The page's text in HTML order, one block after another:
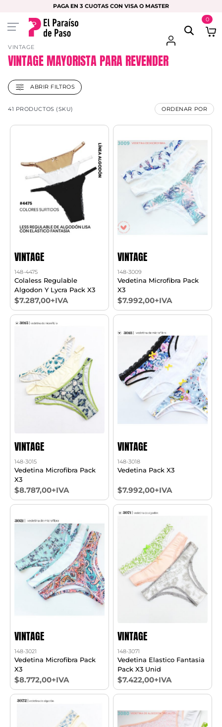
PAGA EN 3 CUOTAS CON VISA O MASTER
0
VINTAGE
VINTAGE MAYORISTA PARA REVENDER
ABRIR FILTROS
41 PRODUCTOS (SKU) ORDENAR POR
VINTAGE
148-4475
Colaless Regulable
Algodon Y Lycra Pack X3
$7.287,00+IVA
VINTAGE
148-3009
Vedetina Microfibra Pack
X3
$7.992,00+IVA
VINTAGE
148-3015
Vedetina Microfibra Pack
X3
$8.787,00+IVA
VINTAGE
148-3018
Vedetina Pack X3
$7.992,00+IVA
VINTAGE
148-3021
Vedetina Microfibra Pack
X3
$8.772,00+IVA
VINTAGE
148-3071
Vedetina Elastico Fantasia
Pack X3 Unid
$7.422,00+IVA